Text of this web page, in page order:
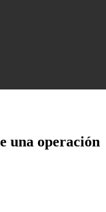
una operación